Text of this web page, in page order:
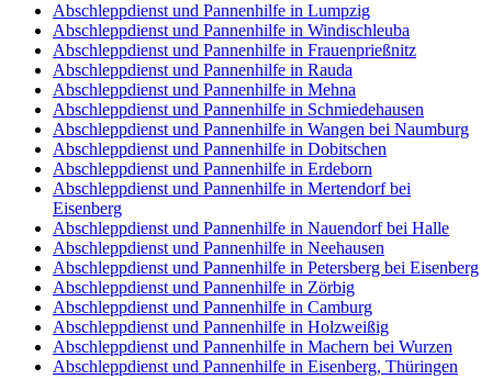
Abschleppdienst und Pannenhilfe in Lumpzig
Abschleppdienst und Pannenhilfe in Windischleuba
Abschleppdienst und Pannenhilfe in Frauenprießnitz
Abschleppdienst und Pannenhilfe in Rauda
Abschleppdienst und Pannenhilfe in Mehna
Abschleppdienst und Pannenhilfe in Schmiedehausen
Abschleppdienst und Pannenhilfe in Wangen bei Naumburg
Abschleppdienst und Pannenhilfe in Dobitschen
Abschleppdienst und Pannenhilfe in Erdeborn
Abschleppdienst und Pannenhilfe in Mertendorf bei
Eisenberg
Abschleppdienst und Pannenhilfe in Nauendorf bei Halle
Abschleppdienst und Pannenhilfe in Neehausen
Abschleppdienst und Pannenhilfe in Petersberg bei Eisenberg
Abschleppdienst und Pannenhilfe in Zörbig
Abschleppdienst und Pannenhilfe in Camburg
Abschleppdienst und Pannenhilfe in Holzweißig
Abschleppdienst und Pannenhilfe in Machern bei Wurzen
Abschleppdienst und Pannenhilfe in Eisenberg, Thüringen